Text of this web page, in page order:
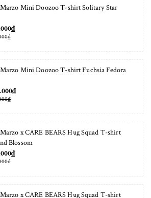
Marzo Mini Doozoo T-shirt Solitary Star
Marzo Mini Doozoo T-shirt Fuchsia Fedora
x CARE BEARS Hug Squad T-shirt
Blossom
x CARE BEARS Hug Squad T-shirt